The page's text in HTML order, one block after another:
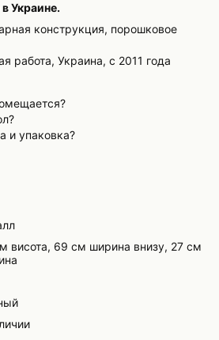
Украине.
конструкция, порошковое
работа, Украина, с 2011 года
и упаковка?
висота, 69 см ширина внизу, 27 см